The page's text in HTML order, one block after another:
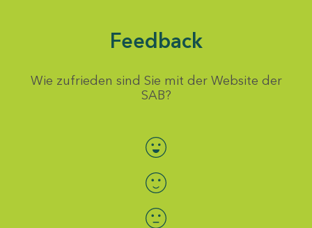
Feedback
Wie zufrieden sind Sie mit der Website der
SAB?
Bewertung auswählen